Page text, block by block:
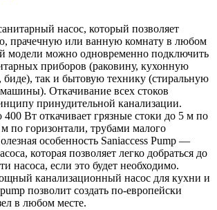
насос, который позволяет
прачечную или ванную комнату в любом
модели можно одновременно подключить
приборов (раковину, кухонную
так и бытовую технику (стиральную
Откачивание всех стоков
принудительной канализации.
Вт откачивает грязные стоки до 5 м по
по горизонтали, трубами малого
особенность Saniaccess Pump —
которая позволяет легко добраться до
насоса, если это будет необходимо.
канализационный насос для кухни и
позволит создать по-европейски
в любом месте.